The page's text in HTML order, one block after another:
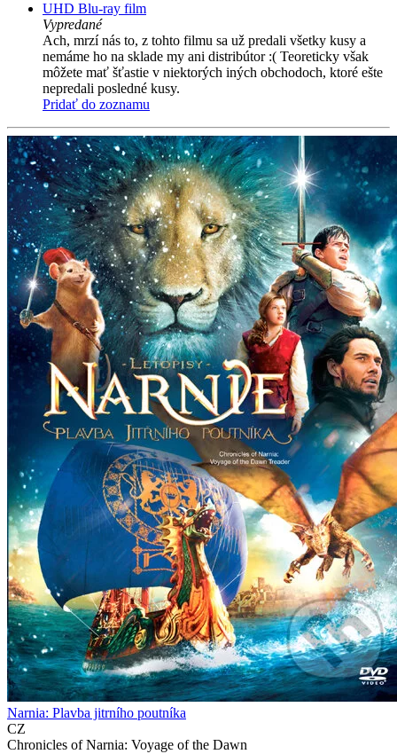
UHD Blu-ray film
Vypredané
Ach, mrzí nás to, z tohto filmu sa už predali všetky kusy a
nemáme ho na sklade my ani distribútor :( Teoreticky však
môžete mať šťastie v niektorých iných obchodoch, ktoré ešte
nepredali posledné kusy.
Pridať do zoznamu
Narnia: Plavba jitrního poutníka
CZ
Chronicles of Narnia: Voyage of the Dawn